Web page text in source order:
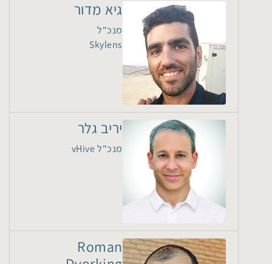
גיא מדור
מנכ"ל
Skylens
יריב גלר
מנכ"ל vHive
Roman